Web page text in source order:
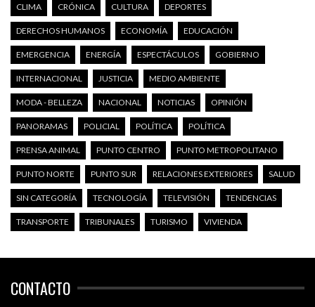
CLIMA CRÓNICA CULTURA DEPORTES
DERECHOS HUMANOS ECONOMÍA EDUCACIÓN
EMERGENCIA ENERGÍA ESPECTÁCULOS GOBIERNO
INTERNACIONAL JUSTICIA MEDIO AMBIENTE
MODA - BELLEZA NACIONAL NOTICIAS OPINIÓN
PANORAMAS POLICIAL POLÍTICA POLÍTICA
PRENSA ANIMAL PUNTO CENTRO PUNTO METROPOLITANO
PUNTO NORTE PUNTO SUR RELACIONES EXTERIORES SALUD
SIN CATEGORÍA TECNOLOGÍA TELEVISIÓN TENDENCIAS
TRANSPORTE TRIBUNALES TURISMO VIVIENDA
CONTACTO